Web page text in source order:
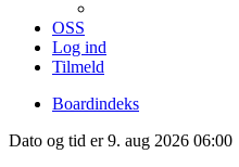
OSS
Log ind
Tilmeld
Boardindeks
Dato og tid er 9. aug 2026 06:00